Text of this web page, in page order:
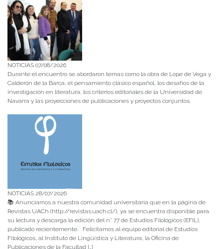
NOTICIAS 07/08/2026
Durante el encuentro se abordaron temas como la obra de Lope de Vega y
Calderón de la Barca, el pensamiento clásico español, los desafíos de la
investigación en literatura, los criterios editoriales de la Universidad de
Navarra y las proyecciones de publicaciones y proyectos conjuntos.
NOTICIAS 28/07/2026
📚 Anunciamos a nuestra comunidad universitaria que en la página de
Revistas UACh (http://revistas.uach.cl/), ya se encuentra disponible para
su lectura y descarga la edición del n° 77 de Estudios Filológicos (EFIL),
publicado recientemente. Felicitamos al equipo editorial de Estudios
Filológicos, al Instituto de Lingüística y Literatura, la Oficina de
Publicaciones de la Facultad […]